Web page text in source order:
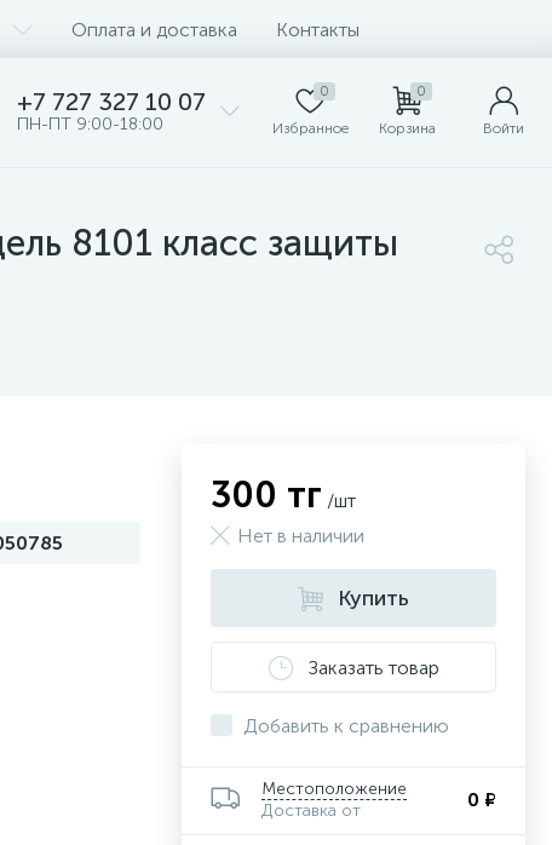
Оплата и доставка Контакты
+7 727 327 10 07
ПН-ПТ 9:00-18:00
0
Избранное
0
Корзина Войти
8101 класс защиты
300 тг /шт
Нет в наличии
Купить
Заказать товар
Добавить к сравнению
Местоположение
Доставка от
0 ₽